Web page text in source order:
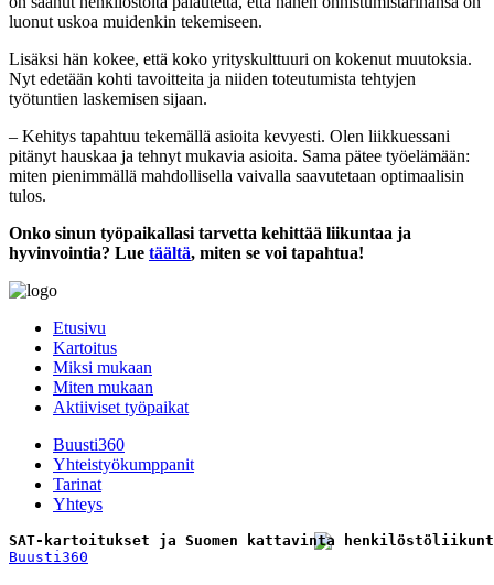
luonut uskoa muidenkin tekemiseen.
Lisäksi hän kokee, että koko yrityskulttuuri on kokenut muutoksia.
Nyt edetään kohti tavoitteita ja niiden toteutumista tehtyjen
työtuntien laskemisen sijaan.
– Kehitys tapahtuu tekemällä asioita kevyesti. Olen liikkuessani
pitänyt hauskaa ja tehnyt mukavia asioita. Sama pätee työelämään:
miten pienimmällä mahdollisella vaivalla saavutetaan optimaalisin
tulos.
Onko sinun työpaikallasi tarvetta kehittää liikuntaa ja
hyvinvointia? Lue täältä, miten se voi tapahtua!
Etusivu
Kartoitus
Miksi mukaan
Miten mukaan
Aktiiviset työpaikat
Buusti360
Yhteistyökumppanit
Tarinat
Yhteys
SAT-kartoitukset ja Suomen kattavinta
Buusti360